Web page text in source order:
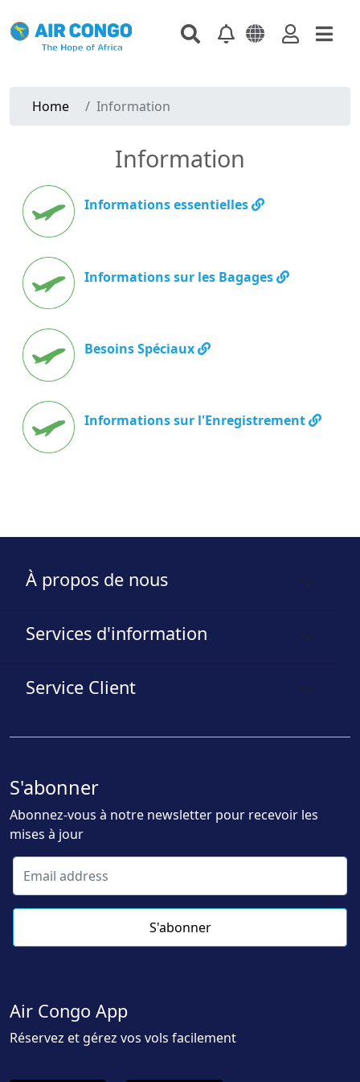
Home Information
Information
Informations essentielles
Informations sur les Bagages
Besoins Spéciaux
Informations sur l'Enregistrement
À propos de nous
Services d'information
Service Client
S'abonner
Abonnez-vous à notre newsletter pour recevoir les
mises à jour
S'abonner
Air Congo App
Réservez et gérez vos vols facilement